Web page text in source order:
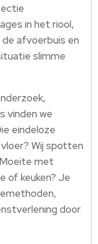
in het riool,
afvoerbuis en
slimme
vinden we
eindeloze
Wij spotten
met
of keuken? Je
door